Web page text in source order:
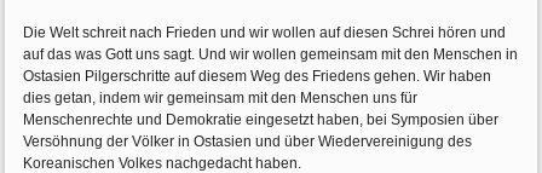
Die Welt schreit nach Frieden und wir wollen auf diesen Schrei hören und
auf das was Gott uns sagt. Und wir wollen gemeinsam mit den Menschen in
Ostasien Pilgerschritte auf diesem Weg des Friedens gehen. Wir haben
dies getan, indem wir gemeinsam mit den Menschen uns für
Menschenrechte und Demokratie eingesetzt haben, bei Symposien über
Versöhnung der Völker in Ostasien und über Wiedervereinigung des
Koreanischen Volkes nachgedacht haben.